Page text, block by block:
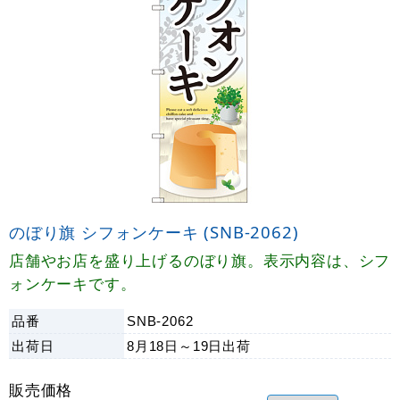
のぼり旗 シフォンケーキ (SNB-2062)
店舗やお店を盛り上げるのぼり旗。表示内容は、シフ
ォンケーキです。
品番 SNB-2062
出荷日 8月18日～19日 出荷
販売価格